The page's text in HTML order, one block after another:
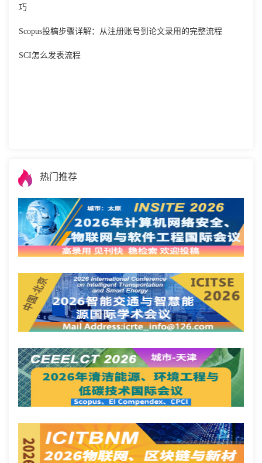
巧
Scopus投稿步骤详解：从注册账号到论文录用的完整流程
SCI怎么发表流程
热门推荐